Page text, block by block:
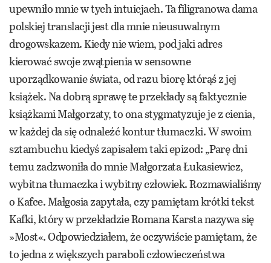
upewniło mnie w tych intuicjach. Ta filigranowa dama
polskiej translacji jest dla mnie nieusuwalnym
drogowskazem. Kiedy nie wiem, pod jaki adres
kierować swoje zwątpienia w sensowne
uporządkowanie świata, od razu biorę którąś z jej
książek. Na dobrą sprawę te przekłady są faktycznie
książkami Małgorzaty, to ona stygmatyzuje je z cienia,
w każdej da się odnaleźć kontur tłumaczki. W swoim
sztambuchu kiedyś zapisałem taki epizod: „Parę dni
temu zadzwoniła do mnie Małgorzata Łukasiewicz,
wybitna tłumaczka i wybitny człowiek. Rozmawialiśmy
o Kafce. Małgosia zapytała, czy pamiętam krótki tekst
Kafki, który w przekładzie Romana Karsta nazywa się
»Most«. Odpowiedziałem, że oczywiście pamiętam, że
to jedna z większych paraboli człowieczeństwa